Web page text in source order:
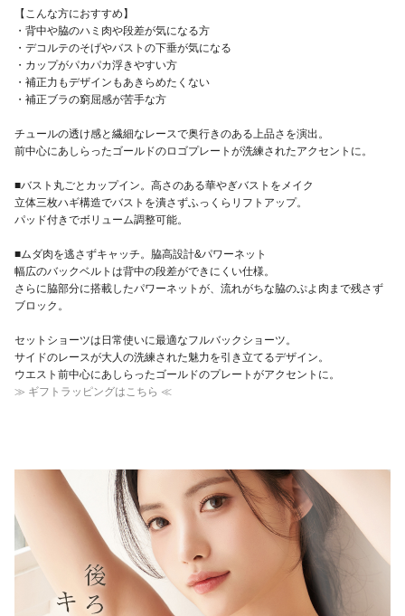
【こんな方におすすめ】
・背中や脇のハミ肉や段差が気になる方
・デコルテのそげやバストの下垂が気になる
・カップがパカパカ浮きやすい方
・補正力もデザインもあきらめたくない
・補正ブラの窮屈感が苦手な方
チュールの透け感と繊細なレースで奥行きのある上品さを演出。
前中心にあしらったゴールドのロゴプレートが洗練されたアクセントに。
■バスト丸ごとカップイン。高さのある華やぎバストをメイク
立体三枚ハギ構造でバストを潰さずふっくらリフトアップ。
パッド付きでボリューム調整可能。
■ムダ肉を逃さずキャッチ。脇高設計&パワーネット
幅広のバックベルトは背中の段差ができにくい仕様。
さらに脇部分に搭載したパワーネットが、流れがちな脇のぷよ肉まで残さず
ブロック。
セットショーツは日常使いに最適なフルバックショーツ。
サイドのレースが大人の洗練された魅力を引き立てるデザイン。
ウエスト前中心にあしらったゴールドのプレートがアクセントに。
≫ ギフトラッピングはこちら ≪